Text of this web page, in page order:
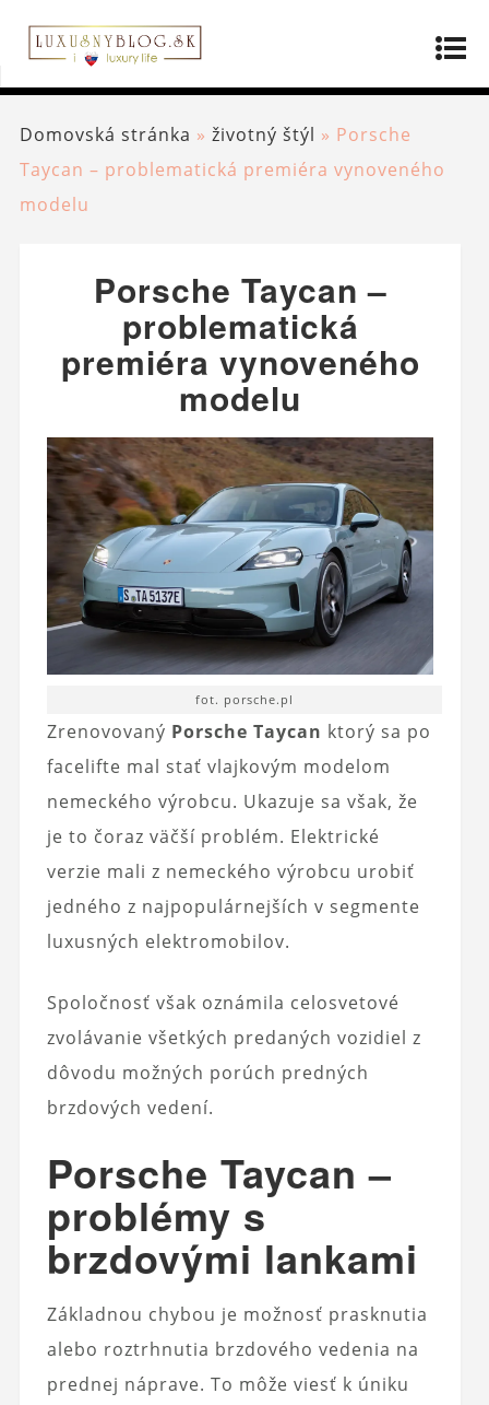
Domovská stránka » životný štýl » Porsche
Taycan – problematická premiéra vynoveného
modelu
Porsche Taycan –
problematická
premiéra vynoveného
modelu
fot. porsche.pl
Zrenovovaný Porsche Taycan ktorý sa po
facelifte mal stať vlajkovým modelom
nemeckého výrobcu. Ukazuje sa však, že
je to čoraz väčší problém. Elektrické
verzie mali z nemeckého výrobcu urobiť
jedného z najpopulárnejších v segmente
luxusných elektromobilov.
Spoločnosť však oznámila celosvetové
zvolávanie všetkých predaných vozidiel z
dôvodu možných porúch predných
brzdových vedení.
Porsche Taycan –
problémy s
brzdovými lankami
Základnou chybou je možnosť prasknutia
alebo roztrhnutia brzdového vedenia na
prednej náprave. To môže viesť k úniku